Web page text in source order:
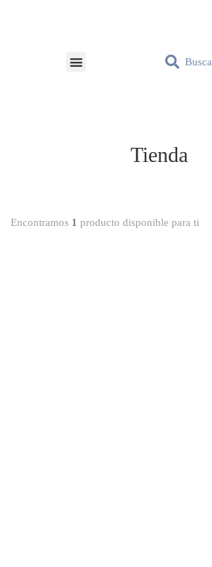
Tienda
Encontramos 1 producto disponible para ti